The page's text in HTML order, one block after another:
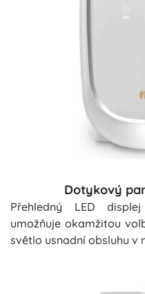
Dotykový
Přehledný LED
umožňuje okamžitou
světlo usnadní obsluhu v